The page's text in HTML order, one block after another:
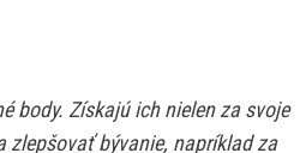
body. Získajú ich nielen za svoje
zlepšovať bývanie, napríklad za